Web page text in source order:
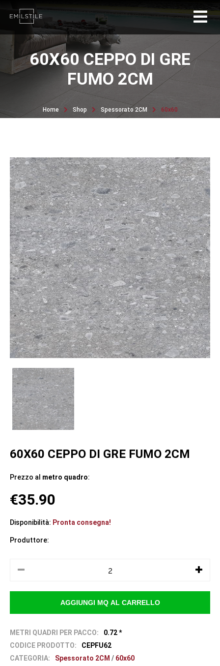
60X60 CEPPO DI GRE
FUMO 2CM
Home Shop Spessorato 2CM 60x60
60X60 CEPPO DI GRE FUMO 2CM
Prezzo al metro quadro:
€35.90
Disponibilità: Pronta consegna!
Produttore:
METRI QUADRI PER PACCO:
0.72 *
CODICE PRODOTTO:
CEPFU62
CATEGORIA:
Spessorato 2CM / 60x60